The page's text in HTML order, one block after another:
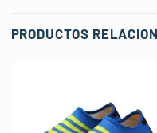
PRODUCTOS